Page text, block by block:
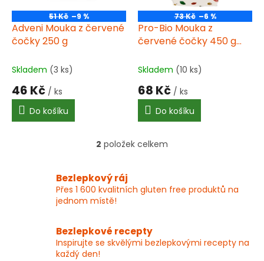
o
d
u
51 Kč –9 %
Adveni Mouka z červené
čočky 250 g
Skladem (3 ks)
46 Kč / ks
Do košíku
73 Kč –6 %
Pro-Bio Mouka z
červené čočky 450 g
Skladem (10 ks)
68 Kč / ks
Do košíku
O
á
d
í
p
r
2 položek celkem
Bezlepkový ráj
Přes 1 600 kvalitních gluten free produktů na
jednom místě!
Bezlepkové recepty
Inspirujte se skvělými bezlepkovými recepty na
každý den!